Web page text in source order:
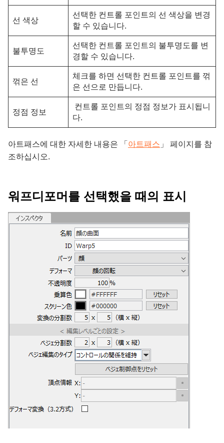
선 색상
선택한 컨트롤 포인트의 선 색상을 변경
할 수 있습니다.
불투명도
선택한 컨트롤 포인트의 불투명도를 변
경할 수 있습니다.
꺾은 선
체크를 하면 선택한 컨트롤 포인트를 꺾
은 선으로 만듭니다.
정점 정보
컨트롤 포인트의 정점 정보가 표시됩니
다.
아트패스에 대한 자세한 내용은 「 아트패스 」 페이지를 참
조하십시오.
워프디포머를 선택했을 때의 표시